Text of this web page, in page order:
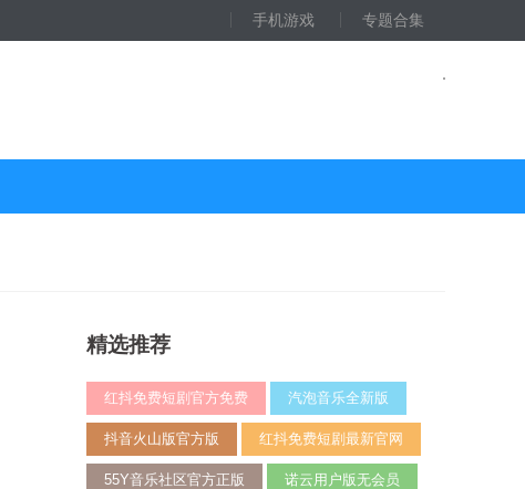
手机游戏 专题合集
精选推荐
红抖免费短剧官方免费 汽泡音乐全新版
抖音火山版官方版 红抖免费短剧最新官网
55Y音乐社区官方正版 诺云用户版无会员